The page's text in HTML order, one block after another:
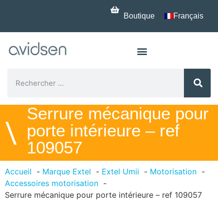
Boutique Français
\
Serrure mécanique pour
porte intérieure – ref
109057
Accueil Marque Extel Extel Umii
Motorisation
Accessoires motorisation
Serrure mécanique pour porte intérieure – ref 109057